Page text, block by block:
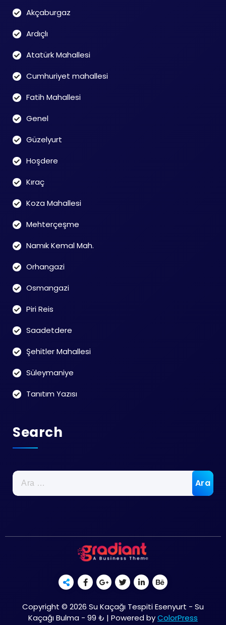
Akçaburgaz
Ardıçlı
Atatürk Mahallesi
Cumhuriyet mahallesi
Fatih Mahallesi
Genel
Güzelyurt
Hoşdere
Kıraç
Koza Mahallesi
Mehterçeşme
Namık Kemal Mah.
Orhangazi
Osmangazi
Piri Reis
Saadetdere
Şehitler Mahallesi
Süleymaniye
Tanıtım Yazısı
Search
Arama:
Copyright © 2026 Su Kaçağı Tespiti Esenyurt - Su
Kaçağı Bulma - 99 ₺ | Powered byColorPress